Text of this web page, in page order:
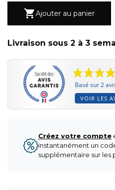
Ajouter au panier
Livraison sous 2 à 3
Basé sur 2
VOIR LES
Créez votre compte
instantanément un
supplémentaire sur les